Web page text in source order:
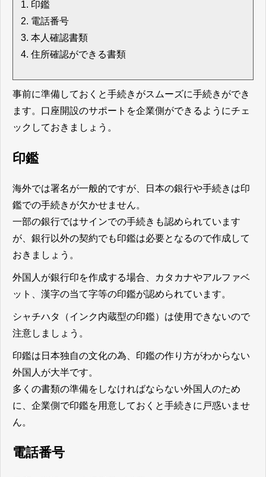
印鑑
電話番号
本人確認書類
住所確認ができる書類
事前に準備しておくと手続きがスムーズに手続きができ
ます。口座開設のサポートを企業側ができるようにチェ
ックしておきましょう。
印鑑
海外では署名が一般的ですが、日本の銀行や手続きは印
鑑での手続きが欠かせません。
一部の銀行ではサインでの手続きも認められています
が、銀行以外の契約でも印鑑は必要となるので作成して
おきましょう。
外国人が銀行印を作成する場合、カタカナやアルファベ
ット、漢字の当て字等の印鑑が認められています。
シャチハタ（インク内蔵型の印鑑）は使用できないので
注意しましょう。
印鑑は日本独自の文化の為、印鑑の作り方がわからない
外国人が大半です。
多くの書類の準備をしなければならない外国人のため
に、企業側で印鑑を用意しておくと手続きに戸惑いませ
ん。
電話番号